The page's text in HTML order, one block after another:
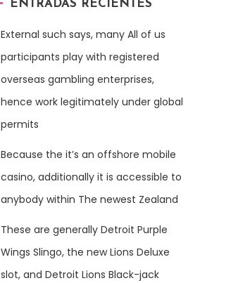
ENTRADAS RECIENTES
External such says, many All of us
participants play with registered
overseas gambling enterprises,
hence work legitimately under global
permits
Because the it’s an offshore mobile
casino, additionally it is accessible to
anybody within The newest Zealand
These are generally Detroit Purple
Wings Slingo, the new Lions Deluxe
slot, and Detroit Lions Black-jack